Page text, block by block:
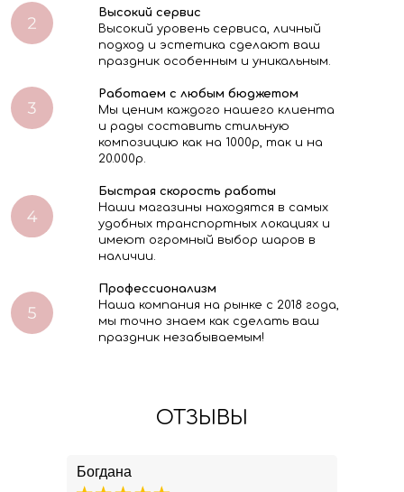
Высокий сервис
Высокий уровень сервиса, личный
подход и эстетика сделают ваш
праздник особенным и уникальным.
Работаем с любым бюджетом
Мы ценим каждого нашего клиента
и рады составить стильную
композицию как на 1000р, так и на
20.000р.
Быстрая скорость работы
Наши магазины находятся в самых
удобных транспортных локациях и
имеют огромный выбор шаров в
наличии.
Профессионализм
Наша компания на рынке с 2018 года,
мы точно знаем как сделать ваш
праздник незабываемым!
ОТЗЫВЫ
Богдана